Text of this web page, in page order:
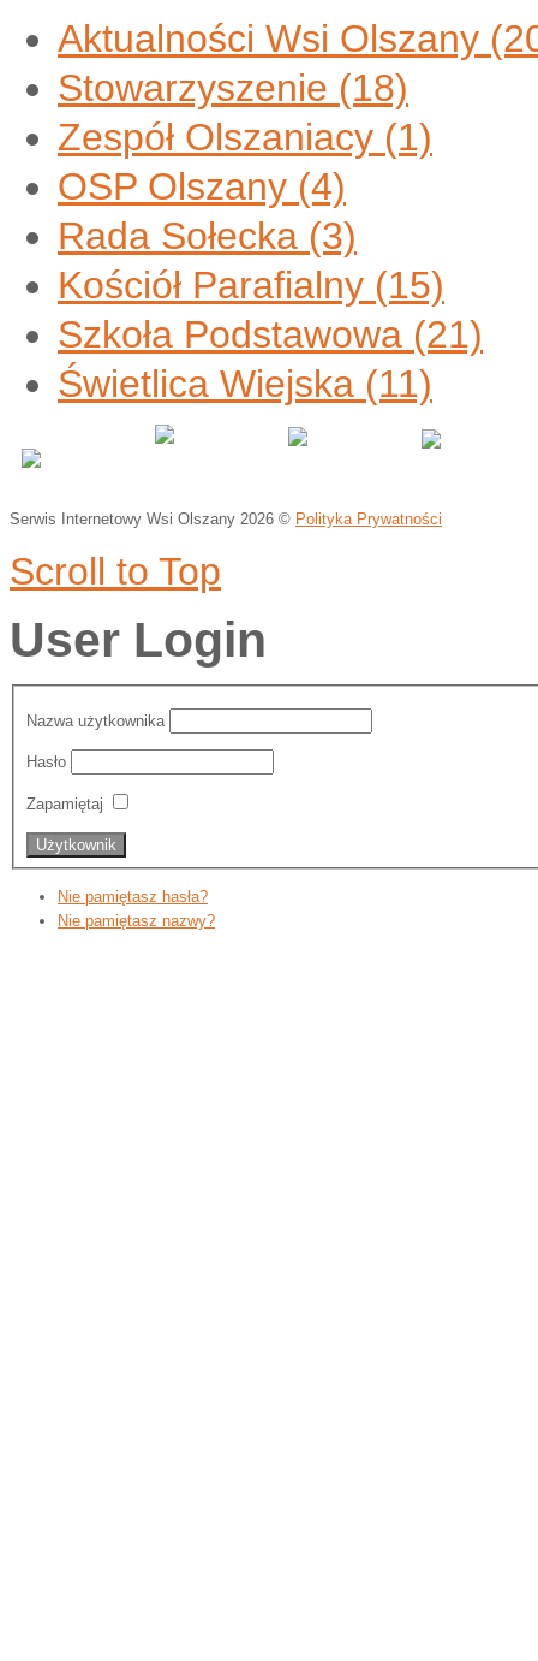
Aktualności Wsi Olszany
Stowarzyszenie (18)
Zespół Olszaniacy (1)
OSP Olszany (4)
Rada Sołecka (3)
Kościół Parafialny (15)
Szkoła Podstawowa (21)
Świetlica Wiejska (11)
Serwis Internetowy Wsi Olszany 2026 © Polityka Prywatności
Scroll to Top
User Login
Nazwa użytkownika
Hasło
Zapamiętaj
Nie pamiętasz hasła?
Nie pamiętasz nazwy?